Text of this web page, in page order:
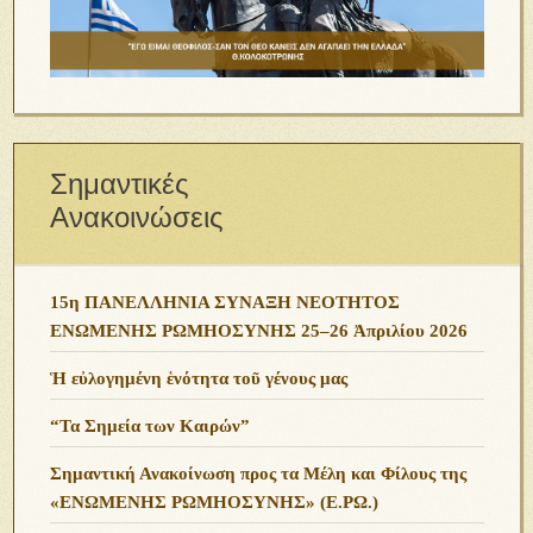
Σημαντικές
Ανακοινώσεις
15η ΠΑΝΕΛΛΗΝΙΑ ΣΥΝΑΞΗ ΝΕΟΤΗΤΟΣ
ΕΝΩΜΕΝΗΣ ΡΩΜΗΟΣΥΝΗΣ 25–26 Ἀπριλίου 2026
Ἡ εὐλογημένη ἑνότητα τοῦ γένους μας
“Τα Σημεία των Καιρών”
Σημαντική Ανακοίνωση προς τα Μέλη και Φίλους της
«ΕΝΩΜΕΝΗΣ ΡΩΜΗΟΣΥΝΗΣ» (Ε.ΡΩ.)